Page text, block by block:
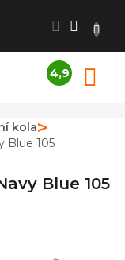
4,9
je
4,9
hvězdiček.
kola
Blue 105
Blue 105